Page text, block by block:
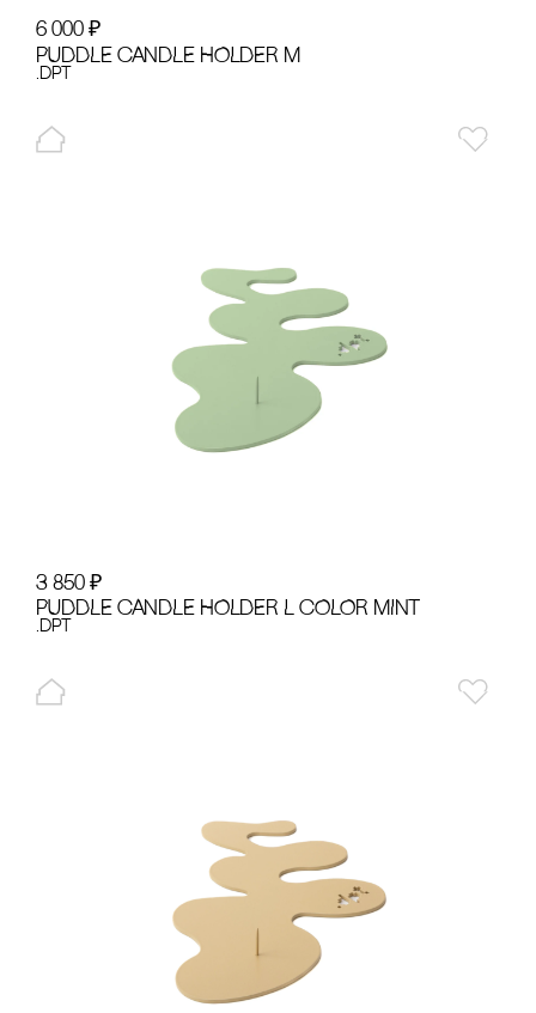
6 000 ₽
PUDDLE cANDLE HOLDER M
.dpt
3 850 ₽
PUDDLE cANDLE HOLDER L cOLOR MINT
.dpt